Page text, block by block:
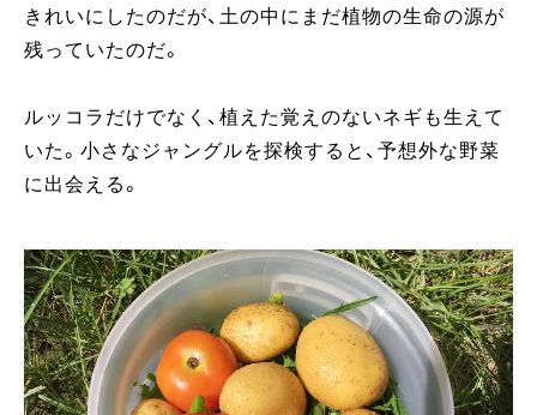
きれいにしたのだが、土の中にまだ植物の生命の源が
残っていたのだ。
ルッコラだけでなく、植えた覚えのないネギも生えて
いた。小さなジャングルを探検すると、予想外な野菜
に出会える。